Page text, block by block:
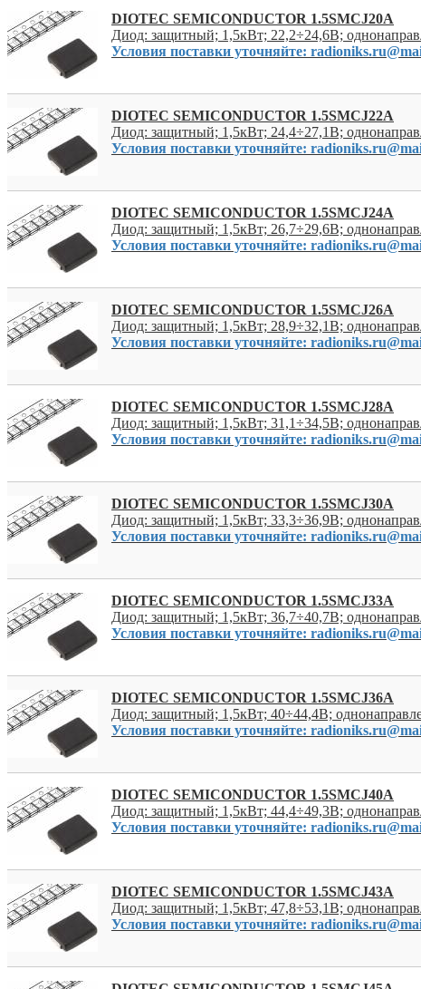
DIOTEC SEMICONDUCTOR 1.5SMCJ20A
Диод: защитный; 1,5кВт; 22,2÷24,6В;
Условия поставки уточняйте:
DIOTEC SEMICONDUCTOR 1.5SMCJ22A
Диод: защитный; 1,5кВт; 24,4÷27,1В;
Условия поставки уточняйте:
DIOTEC SEMICONDUCTOR 1.5SMCJ24A
Диод: защитный; 1,5кВт; 26,7÷29,6В;
Условия поставки уточняйте:
DIOTEC SEMICONDUCTOR 1.5SMCJ26A
Диод: защитный; 1,5кВт; 28,9÷32,1В;
Условия поставки уточняйте:
DIOTEC SEMICONDUCTOR 1.5SMCJ28A
Диод: защитный; 1,5кВт; 31,1÷34,5В;
Условия поставки уточняйте:
DIOTEC SEMICONDUCTOR 1.5SMCJ30A
Диод: защитный; 1,5кВт; 33,3÷36,9В;
Условия поставки уточняйте:
DIOTEC SEMICONDUCTOR 1.5SMCJ33A
Диод: защитный; 1,5кВт; 36,7÷40,7В;
Условия поставки уточняйте:
DIOTEC SEMICONDUCTOR 1.5SMCJ36A
Диод: защитный; 1,5кВт; 40÷44,4В;
Условия поставки уточняйте:
DIOTEC SEMICONDUCTOR 1.5SMCJ40A
Диод: защитный; 1,5кВт; 44,4÷49,3В;
Условия поставки уточняйте:
DIOTEC SEMICONDUCTOR 1.5SMCJ43A
Диод: защитный; 1,5кВт; 47,8÷53,1В;
Условия поставки уточняйте: